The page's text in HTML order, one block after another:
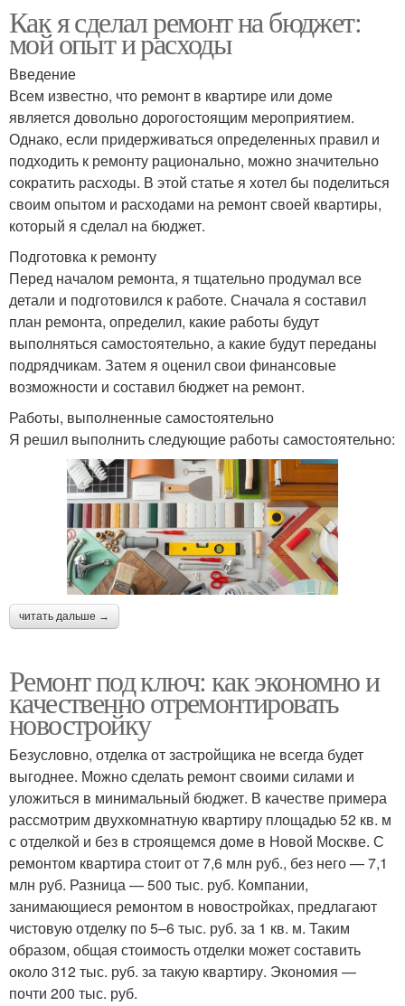
Как я сделал ремонт на бюджет:
мой опыт и расходы
Введение
Всем известно, что ремонт в квартире или доме
является довольно дорогостоящим мероприятием.
Однако, если придерживаться определенных правил и
подходить к ремонту рационально, можно значительно
сократить расходы. В этой статье я хотел бы поделиться
своим опытом и расходами на ремонт своей квартиры,
который я сделал на бюджет.
Подготовка к ремонту
Перед началом ремонта, я тщательно продумал все
детали и подготовился к работе. Сначала я составил
план ремонта, определил, какие работы будут
выполняться самостоятельно, а какие будут переданы
подрядчикам. Затем я оценил свои финансовые
возможности и составил бюджет на ремонт.
Работы, выполненные самостоятельно
Я решил выполнить следующие работы самостоятельно:
читать дальше →
Ремонт под ключ: как экономно и
качественно отремонтировать
новостройку
Безусловно, отделка от застройщика не всегда будет
выгоднее. Можно сделать ремонт своими силами и
уложиться в минимальный бюджет. В качестве примера
рассмотрим двухкомнатную квартиру площадью 52 кв. м
с отделкой и без в строящемся доме в Новой Москве. С
ремонтом квартира стоит от 7,6 млн руб., без него — 7,1
млн руб. Разница — 500 тыс. руб. Компании,
занимающиеся ремонтом в новостройках, предлагают
чистовую отделку по 5–6 тыс. руб. за 1 кв. м. Таким
образом, общая стоимость отделки может составить
около 312 тыс. руб. за такую квартиру. Экономия —
почти 200 тыс. руб.